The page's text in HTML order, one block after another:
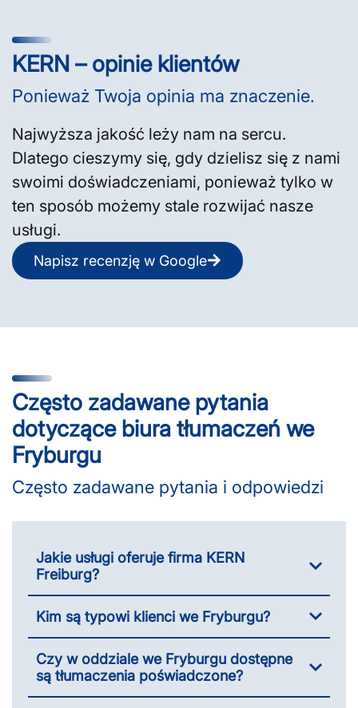
KERN – opinie klientów
Ponieważ Twoja opinia ma znaczenie.
Najwyższa jakość leży nam na sercu.
Dlatego cieszymy się, gdy dzielisz się z nami
swoimi doświadczeniami, ponieważ tylko w
ten sposób możemy stale rozwijać nasze
usługi.
Napisz recenzję w Google
Często zadawane pytania
dotyczące biura tłumaczeń we
Fryburgu
Często zadawane pytania i odpowiedzi
Jakie usługi oferuje firma KERN
Freiburg?
Kim są typowi klienci we Fryburgu?
Czy w oddziale we Fryburgu dostępne
są tłumaczenia poświadczone?